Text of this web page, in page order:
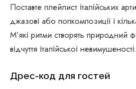
Поставте плейлист італійських
джазові або попкомпозиції і
М’які ритми створять природний
відчуття італійської невимушеності.
Дрес-код для гостей